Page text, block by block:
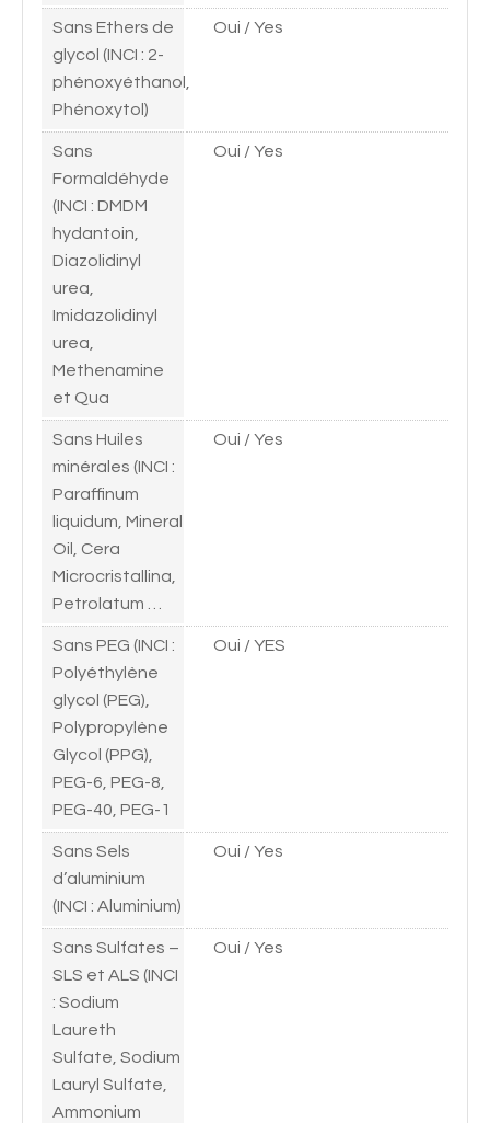
Sans Ethers de
glycol (INCI : 2-
phénoxyéthanol,
Phénoxytol)
Oui / Yes
Sans
Formaldéhyde
(INCI : DMDM
hydantoin,
Diazolidinyl
urea,
Imidazolidinyl
urea,
Methenamine
et Qua
Oui / Yes
Sans Huiles
minérales (INCI :
Paraffinum
liquidum, Mineral
Oil, Cera
Microcristallina,
Petrolatum …
Oui / Yes
Sans PEG (INCI :
Polyéthylène
glycol (PEG),
Polypropylène
Glycol (PPG),
PEG-6, PEG-8,
PEG-40, PEG-1
Oui / YES
Sans Sels
d’aluminium
(INCI : Aluminium)
Oui / Yes
Sans Sulfates –
SLS et ALS (INCI
: Sodium
Laureth
Sulfate, Sodium
Lauryl Sulfate,
Ammonium
Oui / Yes